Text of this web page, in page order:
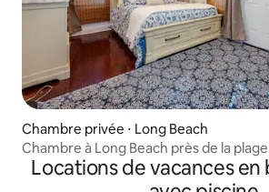
Chambre privée ⋅ Long Beach
Chambre à Long Beach près de la plage
Locations de vacances